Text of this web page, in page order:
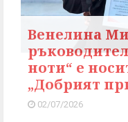
Венелина
ноти“ е
„Добрият
02/07/2026